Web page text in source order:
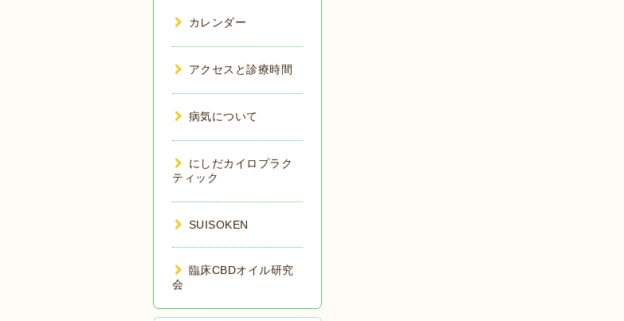
カレンダー
アクセスと診療時間
病気について
にしだカイロプラク
ティック
SUISOKEN
臨床CBDオイル研究
会